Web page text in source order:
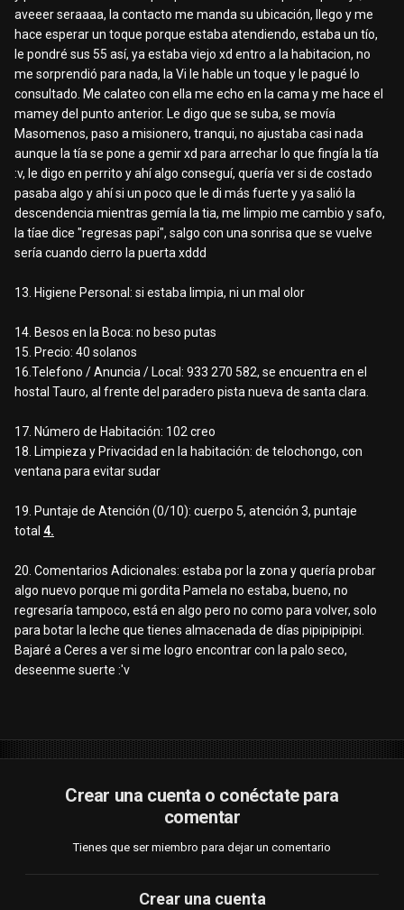
aveeer seraaaa, la contacto me manda su ubicación, llego y me
hace esperar un toque porque estaba atendiendo, estaba un tío,
le pondré sus 55 así, ya estaba viejo xd entro a la habitacion, no
me sorprendió para nada, la Vi le hable un toque y le pagué lo
consultado. Me calateo con ella me echo en la cama y me hace el
mamey del punto anterior. Le digo que se suba, se movía
Masomenos, paso a misionero, tranqui, no ajustaba casi nada
aunque la tía se pone a gemir xd para arrechar lo que fingía la tía
:v, le digo en perrito y ahí algo conseguí, quería ver si de costado
pasaba algo y ahí si un poco que le di más fuerte y ya salió la
descendencia mientras gemía la tia, me limpio me cambio y safo,
la tíae dice "regresas papi", salgo con una sonrisa que se vuelve
sería cuando cierro la puerta xddd
13. Higiene Personal: si estaba limpia, ni un mal olor
14. Besos en la Boca: no beso putas
15. Precio: 40 solanos
16.Telefono / Anuncia / Local: 933 270 582, se encuentra en el
hostal Tauro, al frente del paradero pista nueva de santa clara.
17. Número de Habitación: 102 creo
18. Limpieza y Privacidad en la habitación: de telochongo, con
ventana para evitar sudar
19. Puntaje de Atención (0/10): cuerpo 5, atención 3, puntaje
total 4.
20. Comentarios Adicionales: estaba por la zona y quería probar
algo nuevo porque mi gordita Pamela no estaba, bueno, no
regresaría tampoco, está en algo pero no como para volver, solo
para botar la leche que tienes almacenada de días pipipipipipi.
Bajaré a Ceres a ver si me logro encontrar con la palo seco,
deseenme suerte :'v
Crear una cuenta o conéctate para
comentar
Tienes que ser miembro para dejar un comentario
Crear una cuenta